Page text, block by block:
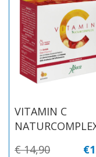
VITAMIN C
€ 14,90